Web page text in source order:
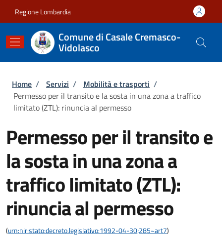
Regione Lombardia
Comune di Casale Cremasco-
Vidolasco
Briciole di pane
Home / Servizi / Mobilità e trasporti /
Permesso per il transito e la sosta in una zona a traffico
limitato (ZTL): rinuncia al permesso
Permesso per il transito e
la sosta in una zona a
traffico limitato (ZTL):
rinuncia al permesso
(urn:nir:stato:decreto.legislativo:1992-04-30;285~art7)